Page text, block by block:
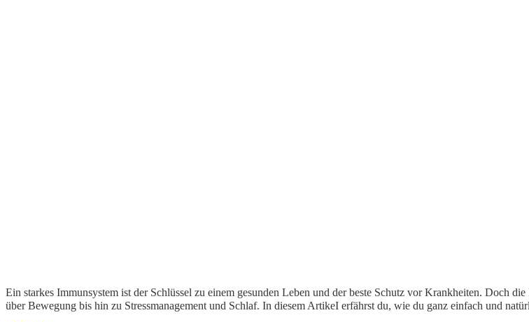
Ein starkes Immunsystem ist der Schlüssel zu einem gesunden Leben und der beste Schutz vor Krankheiten. Doch
über Bewegung bis hin zu Stressmanаgement und Schlaf. In diesem ArtikeΙ erfährst du, wie du ganz einfach und